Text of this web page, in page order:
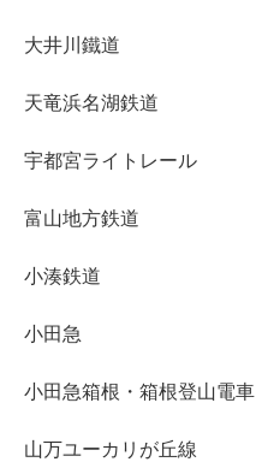
大井川鐵道
天竜浜名湖鉄道
宇都宮ライトレール
富山地方鉄道
小湊鉄道
小田急
小田急箱根・箱根登山電車
山万ユーカリが丘線